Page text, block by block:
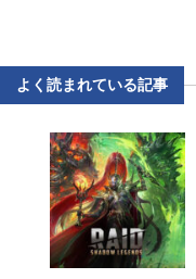
よく読まれている記事